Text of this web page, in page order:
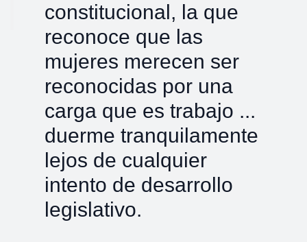
constitucional, la que
reconoce que las
mujeres merecen ser
reconocidas por una
carga que es trabajo ...
duerme tranquilamente
lejos de cualquier
intento de desarrollo
legislativo.